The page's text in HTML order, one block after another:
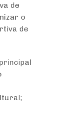
de
o
de